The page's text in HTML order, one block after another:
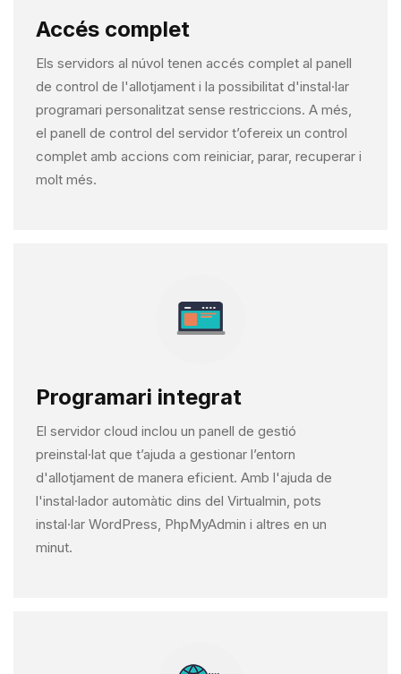
Accés complet
Els servidors al núvol tenen accés complet al panell
de control de l'allotjament i la possibilitat d'instal·lar
programari personalitzat sense restriccions. A més,
el panell de control del servidor t’ofereix un control
complet amb accions com reiniciar, parar, recuperar i
molt més.
Programari integrat
El servidor cloud inclou un panell de gestió
preinstal·lat que t’ajuda a gestionar l’entorn
d'allotjament de manera eficient. Amb l'ajuda de
l'instal·lador automàtic dins del Virtualmin, pots
instal·lar WordPress, PhpMyAdmin i altres en un
minut.